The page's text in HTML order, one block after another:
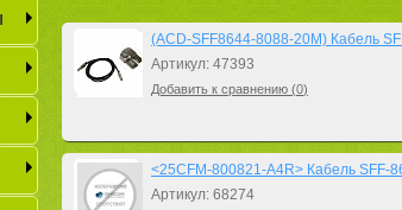
(ACD-SFF8644-8088-20M) Кабель
Артикул: 47393
Добавить к сравнению (0)
<25CFM-800821-A4R> Кабель SFF-
Артикул: 68274